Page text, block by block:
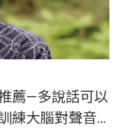
薦—多說話可以
練大腦對聲音